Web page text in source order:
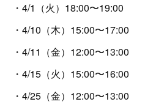
・4/1（火）18:00〜19:00
・4/10（木）15:00〜17:00
・4/11（金）12:00〜13:00
・4/15（火）15:00〜16:00
・4/25（金）12:00〜13:00